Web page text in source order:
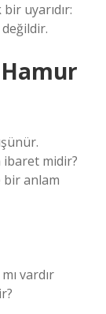
uyarıdır:
ibaret midir?
bir anlam
vardır